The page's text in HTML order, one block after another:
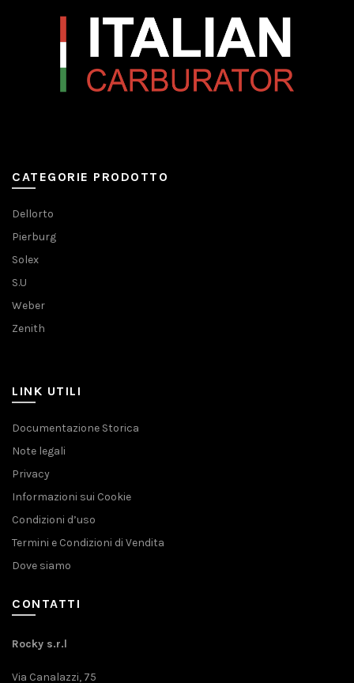
CATEGORIE PRODOTTO
Dellorto
Pierburg
Solex
S.U
Weber
Zenith
LINK UTILI
Documentazione Storica
Note legali
Privacy
Informazioni sui Cookie
Condizioni d’uso
Termini e Condizioni di Vendita
Dove siamo
CONTATTI
Rocky s.r.l
Via Canalazzi, 75